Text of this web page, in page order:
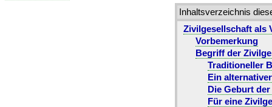
Inhaltsverzeichnis
Zivilgesellschaft als
Vorbemerkung
Begriff der
Traditioneller
Ein
Die Geburt
Für eine